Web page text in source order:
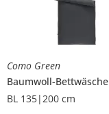
Como Green
Baumwoll-Bettwäsche
BL 135|200 cm